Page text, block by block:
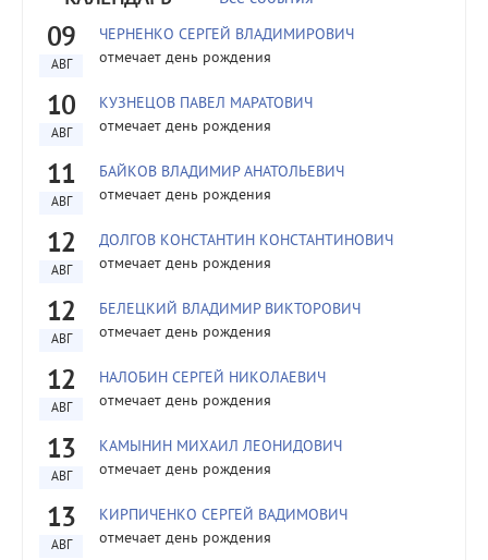
09
АВГ
ЧЕРНЕНКО СЕРГЕЙ ВЛАДИМИРОВИЧ
отмечает день рождения
10
АВГ
КУЗНЕЦОВ ПАВЕЛ МАРАТОВИЧ
отмечает день рождения
11
АВГ
БАЙКОВ ВЛАДИМИР АНАТОЛЬЕВИЧ
отмечает день рождения
12
АВГ
ДОЛГОВ КОНСТАНТИН КОНСТАНТИНОВИЧ
отмечает день рождения
12
АВГ
БЕЛЕЦКИЙ ВЛАДИМИР ВИКТОРОВИЧ
отмечает день рождения
12
АВГ
НАЛОБИН СЕРГЕЙ НИКОЛАЕВИЧ
отмечает день рождения
13
АВГ
КАМЫНИН МИХАИЛ ЛЕОНИДОВИЧ
отмечает день рождения
13
АВГ
КИРПИЧЕНКО СЕРГЕЙ ВАДИМОВИЧ
отмечает день рождения